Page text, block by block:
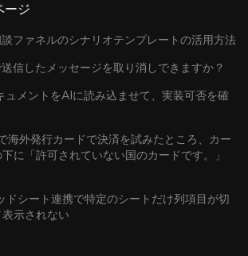
ージ
ファネルのシナリオテンプレートの活用方法
信したメッセージを取り消しできますか？
ュメントをAIに読み込ませて、実装可否を確
海外発行カードで決済を試みたところ、カー
に「許可されていない国のカードです。」
ドシート連携で特定のシートだけ列項目が切
示されない